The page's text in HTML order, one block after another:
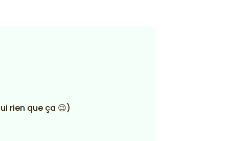
rien que ça 😉)